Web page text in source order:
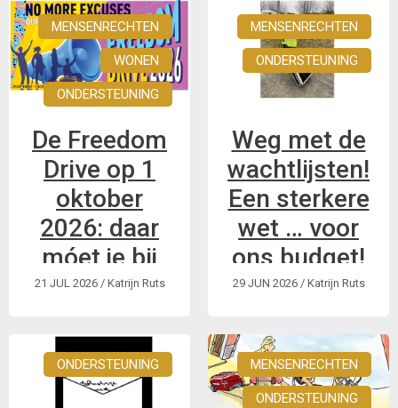
MENSENRECHTEN
WONEN
ONDERSTEUNING
De Freedom
Drive op 1
oktober
2026: daar
móet je bij
zijn!
betoging voor het
recht op een
onafhankelijk leven,
21 JUL 2026/ Katrijn Ruts
MENSENRECHTEN
ONDERSTEUNING
Weg met de
wachtlijsten!
Een sterkere
wet … voor
ons budget!
Toekomst aan het
woord over PVB
29 JUN 2026/ Katrijn Ruts
ONDERSTEUNING MENSENRECHTEN
ONDERSTEUNING